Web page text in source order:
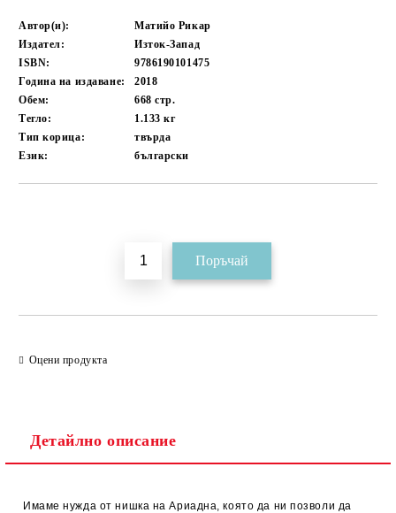
Автор(и):
Матийо Рикар
Издател:
Изток-Запад
ISBN:
9786190101475
Година на издаване:
2018
Обем:
668стр.
Тегло:
1.133кг
Тип корица:
твърда
Език:
български
Оцени продукта
Детайлно описание
Имаме нужда от нишка на Ариадна, която да ни позволи да